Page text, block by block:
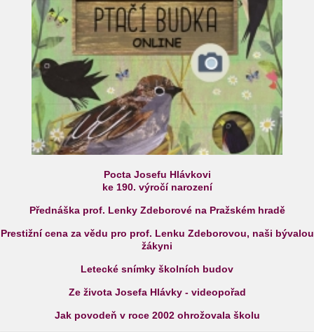
Pocta Josefu Hlávkovi
ke 190. výročí narození
Přednáška prof. Lenky Zdeborové na Pražském hradě
Prestižní cena za vědu pro prof. Lenku Zdeborovou, naši bývalou
žákyni
Letecké snímky školních budov
Ze života Josefa Hlávky - videopořad
Jak povodeň v roce 2002 ohrožovala školu